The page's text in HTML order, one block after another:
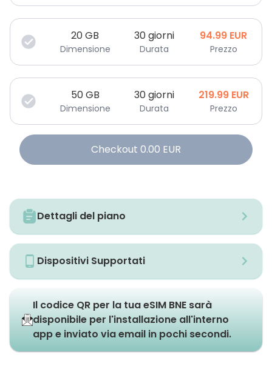
20GB
Dimensione
30 giorni
Durata
94.99 EUR
Prezzo
50GB
Dimensione
30 giorni
Durata
219.99 EUR
Prezzo
Checkout 0.00 EUR
Dettagli del piano
Dispositivi Supportati
Il codice QR per la tua eSIM BNE sarà
disponibile per l'installazione all'interno
app e inviato via email in pochi secondi.